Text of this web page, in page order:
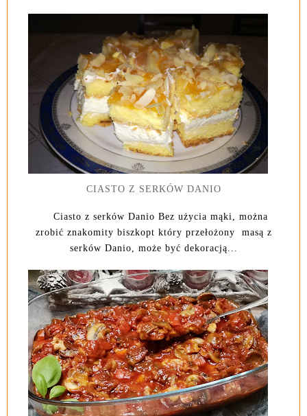
CIASTO Z SERKÓW DANIO
Ciasto z serków Danio Bez użycia mąki, można
zrobić znakomity biszkopt który przełożony masą z
serków Danio, może być dekoracją...